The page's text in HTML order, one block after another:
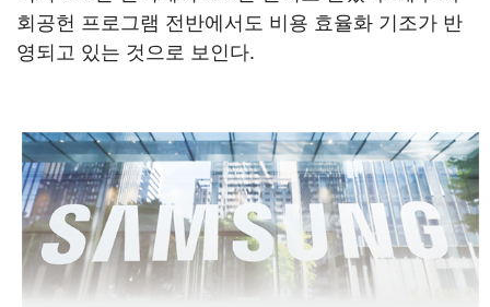
회공헌 프로그램 전반에서도 비용 효율화 기조가 반
영되고 있는 것으로 보인다.